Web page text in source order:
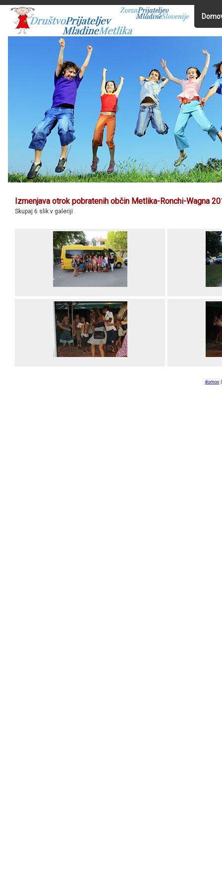
Izmenjava otrok pobratenih občin Metlika-Ronchi-Wagna
Skupaj 6 slik v galeriji
domov